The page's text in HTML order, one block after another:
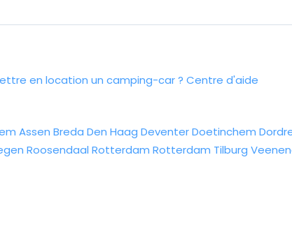
en location un camping-car ? Centre d'aide
Assen Breda Den Haag DeventerDoetinchem
Roosendaal Rotterdam Rotterdam Tilburg